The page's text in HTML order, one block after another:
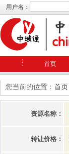
用户名：
首页
您当前的位置： 首页
资源名称：
转让价格：